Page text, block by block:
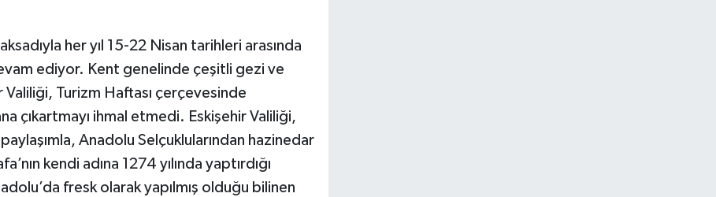
her yıl 15-22 Nisan tarihleri arasında
ediyor. Kent genelinde çeşitli gezi ve
Turizm Haftası çerçevesinde
çıkartmayı ihmal etmedi. Eskişehir Valiliği,
Anadolu Selçuklularından hazinedar
kendi adına 1274 yılında yaptırdığı
fresk olarak yapılmış olduğu bilinen